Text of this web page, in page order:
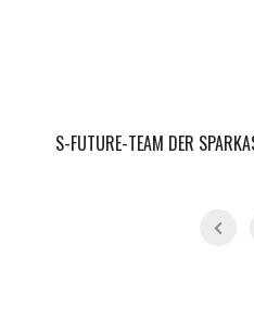
DRK JENA-